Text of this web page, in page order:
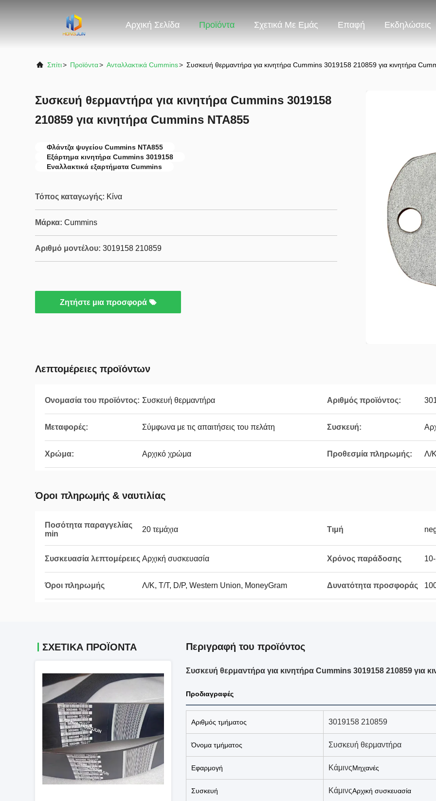
Αρχική Σελίδα Προϊόντα Σχετικά Με Εμάς Επαφή Εκδηλώσεις
Σπίτι> Προϊόντα> Ανταλλακτικά Cummins> Συσκευή θερμαντήρα για κινητήρα Cummins 3019158 210859 για κινητήρα
Συσκευή θερμαντήρα για κινητήρα Cummins 3019158
210859 για κινητήρα Cummins NTA855
Φλάντζα ψυγείου Cummins NTA855
Εξάρτημα κινητήρα Cummins 3019158
Εναλλακτικά εξαρτήματα Cummins
Τόπος καταγωγής: Κίνα
Μάρκα: Cummins
Αριθμό μοντέλου: 3019158 210859
Ζητήστε μια προσφορά
Λεπτομέρειες προϊόντων
Ονομασία του προϊόντος: Συσκευή θερμαντήρα Αριθμός προϊόντος:
Μεταφορές: Σύμφωνα με τις απαιτήσεις του πελάτη Συσκευή:
Χρώμα: Αρχικό χρώμα Προθεσμία πληρωμής: Λ/
Όροι πληρωμής & ναυτιλίας
Ποσότητα παραγγελίας
min
20 τεμάχια Τιμή
Συσκευασία λεπτομέρειες Αρχική συσκευασία Χρόνος παράδοσης
Όροι πληρωμής Λ/Κ, T/T, D/P, Western Union, MoneyGram Δυνατότητα προσφοράς
ΣΧΕΤΙΚΑ ΠΡΟΪΟΝΤΑ Περιγραφή του προϊόντος
Συσκευή θερμαντήρα για κινητήρα Cummins 3019158 210859 για
Προδιαγραφές
Αριθμός τμήματος 3019158 210859
Όνομα τμήματος Συσκευή θερμαντήρα
Εφαρμογή ΚάμινςΜηχανές
Συσκευή ΚάμινςΑρχική συσκευασία